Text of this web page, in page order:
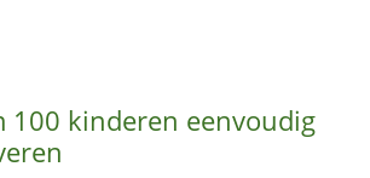
100 kinderen eenvoudig